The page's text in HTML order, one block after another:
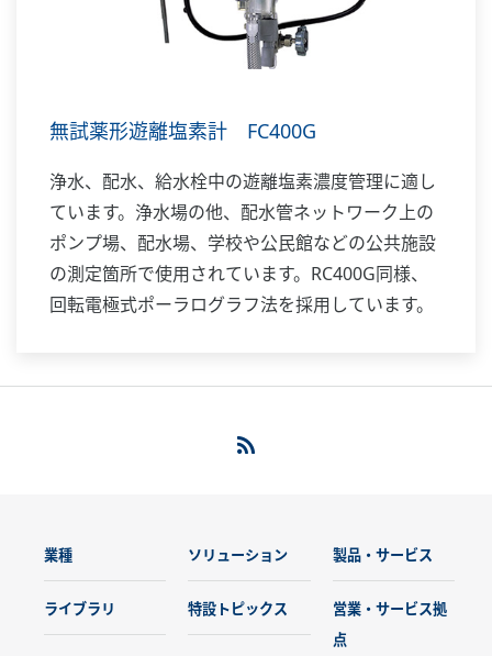
無試薬形遊離塩素計 FC400G
浄水、配水、給水栓中の遊離塩素濃度管理に適し
ています。浄水場の他、配水管ネットワーク上の
ポンプ場、配水場、学校や公民館などの公共施設
の測定箇所で使用されています。RC400G同様、
回転電極式ポーラログラフ法を採用しています。
業種 ソリューション 製品・サービス
ライブラリ 特設トピックス
営業・サービス拠
点